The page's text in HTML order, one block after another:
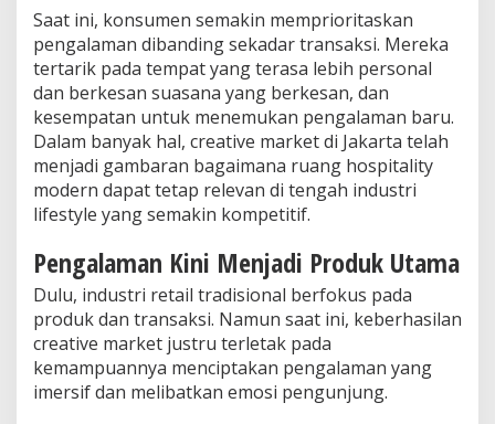
r
t
a
Saat ini, konsumen semakin memprioritaskan
pengalaman dibanding sekadar transaksi. Mereka
tertarik pada tempat yang terasa lebih personal
dan berkesan suasana yang berkesan, dan
kesempatan untuk menemukan pengalaman baru.
Dalam banyak hal, creative market di Jakarta telah
menjadi gambaran bagaimana ruang hospitality
modern dapat tetap relevan di tengah industri
lifestyle yang semakin kompetitif.
Pengalaman Kini Menjadi Produk Utama
Dulu, industri retail tradisional berfokus pada
produk dan transaksi. Namun saat ini, keberhasilan
creative market justru terletak pada
kemampuannya menciptakan pengalaman yang
imersif dan melibatkan emosi pengunjung.